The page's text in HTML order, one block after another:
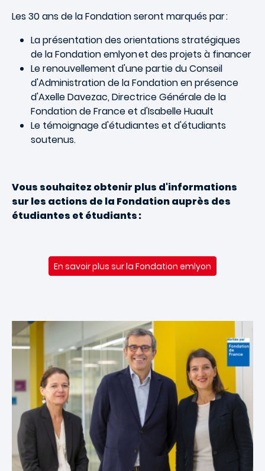
Les 30 ans de la Fondation seront marqués par :
La présentation des orientations stratégiques
de la Fondation emlyon et des projets à financer
Le renouvellement d'une partie du Conseil
d'Administration de la Fondation en présence
d'Axelle Davezac, Directrice Générale de la
Fondation de France et d'Isabelle Huault
Le témoignage d'étudiantes et d'étudiants
soutenus.
Vous souhaitez obtenir plus d'informations
sur les actions de la Fondation auprès des
étudiantes et étudiants :
En savoir plus sur la Fondation emlyon